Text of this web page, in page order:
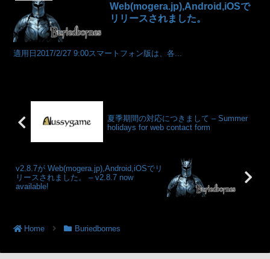
Web(mogera.jp),Android,iOSで
リリースされました。
適用日2017/2/27 9:00スマートフォン版は、各...
夏季期間の対応につきまして – Summer
holidays for web contact form
v2.8.7が Web(mogera.jp),Android,iOSでリ
リースされました。 – v2.8.7 now
available!
Home Buriedbornes